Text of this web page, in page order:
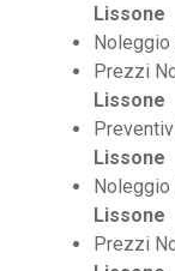
Lissone
Prezzi
Lissone
Lissone
Lissone
Prezzi